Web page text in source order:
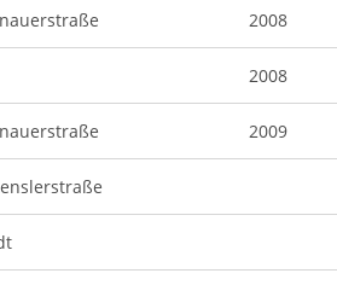
2008
2008
2009